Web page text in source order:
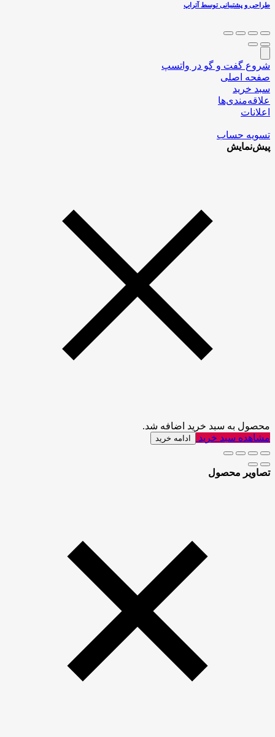
طراحی و پشتیبانی توسط آتراپ
شروع گفت و گو در واتسپ
صفحه اصلی
سبد خرید
علاقه‌مندی‌ها
اعلانات
تسویه حساب
پیش‌نمایش
محصول به سبد خرید اضافه شد.
مشاهده سبد خرید
ادامه خرید
تصاویر محصول